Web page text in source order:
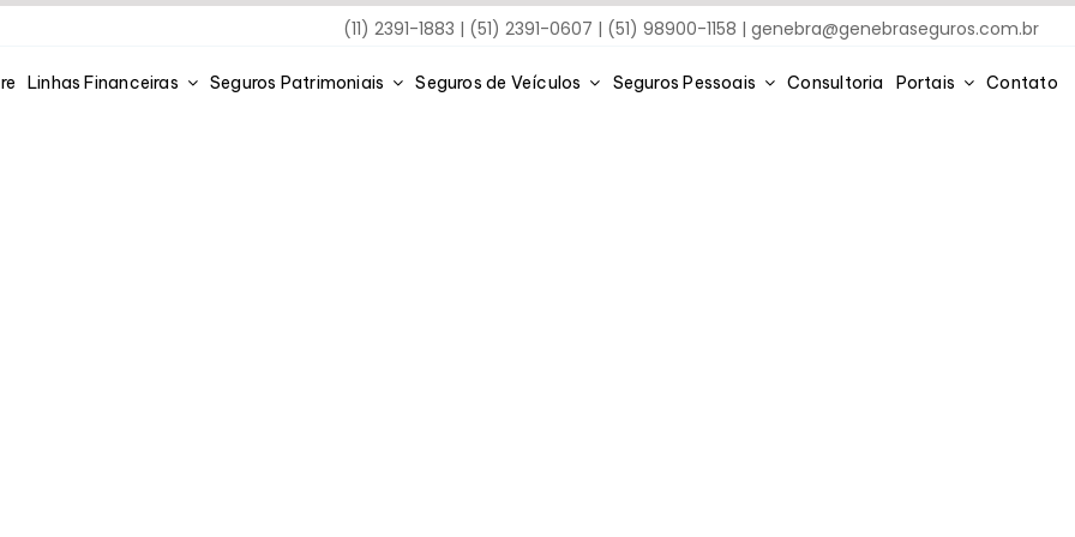
(11) 2391-1883 | (51) 2391-0607 | (51) 98900-1158 |genebra@genebraseguros.com.br
Linhas Financeiras Seguros Patrimoniais Seguros de Veículos Seguros Pessoais Consultoria Portais Contato